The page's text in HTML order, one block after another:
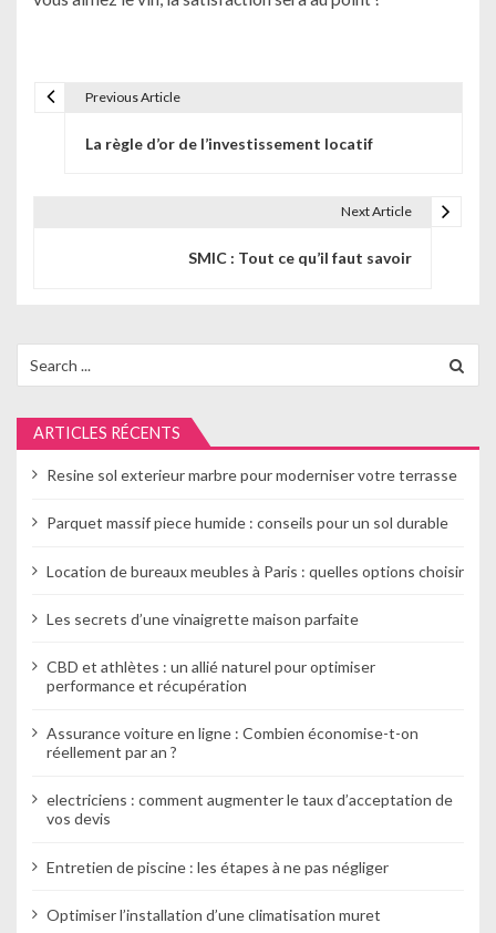
t
i
o
n
d
a
i
l
e
Previous Article
La règle d’or de l’investissement locatif
Next Article
SMIC : Tout ce qu’il faut savoir
for:
ARTICLES RÉCENTS
Resine sol exterieur marbre pour moderniser votre terrasse
Parquet massif piece humide : conseils pour un sol durable
Location de bureaux meubles à Paris : quelles options choisir
Les secrets d’une vinaigrette maison parfaite
CBD et athlètes : un allié naturel pour optimiser
performance et récupération
Assurance voiture en ligne : Combien économise-t-on
réellement par an ?
electriciens : comment augmenter le taux d’acceptation de
vos devis
Entretien de piscine : les étapes à ne pas négliger
Optimiser l’installation d’une climatisation muret